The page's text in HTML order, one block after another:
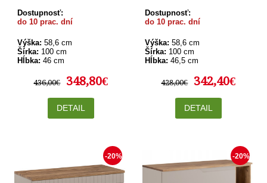
Dostupnosť:
do 10 prac. dní
Výška: 58,6 cm
Šírka: 100 cm
Hĺbka: 46 cm
436,00€ 348,80€
DETAIL
Dostupnosť:
do 10 prac. dní
Výška: 58,6 cm
Šírka: 100 cm
Hĺbka: 46,5 cm
428,00€ 342,40€
DETAIL
-20% -20%